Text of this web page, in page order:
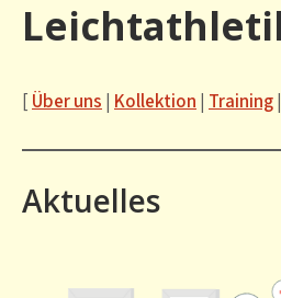
[ Über uns | Kollektion | Training|
Aktuelles